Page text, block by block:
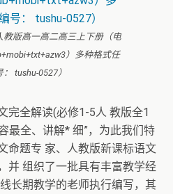
教版高一高二高三上下册（电
）多种格式任
tushu-0527）
完全解读(必修1-5人 教版全1
最全、讲解* 细”，为此我们特
命题专 家、人教版新课标语文
并 组织了一批具有丰富教学经
长期教学的老师执行编写，其